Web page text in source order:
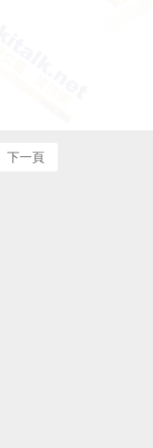
下一頁